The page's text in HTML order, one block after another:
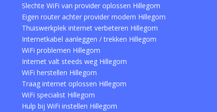
Slechte WiFi van provider oplossen Hillegom
Eigen router achter provider modem Hillegom
Thuiswerkplek internet verbeteren Hillegom
Internetkabel aanleggen / trekken Hillegom
WiFi problemen Hillegom
Internet valt steeds weg Hillegom
WiFi herstellen Hillegom
Traag internet oplossen Hillegom
WiFi specialist Hillegom
Hulp bij WiFi instellen Hillegom